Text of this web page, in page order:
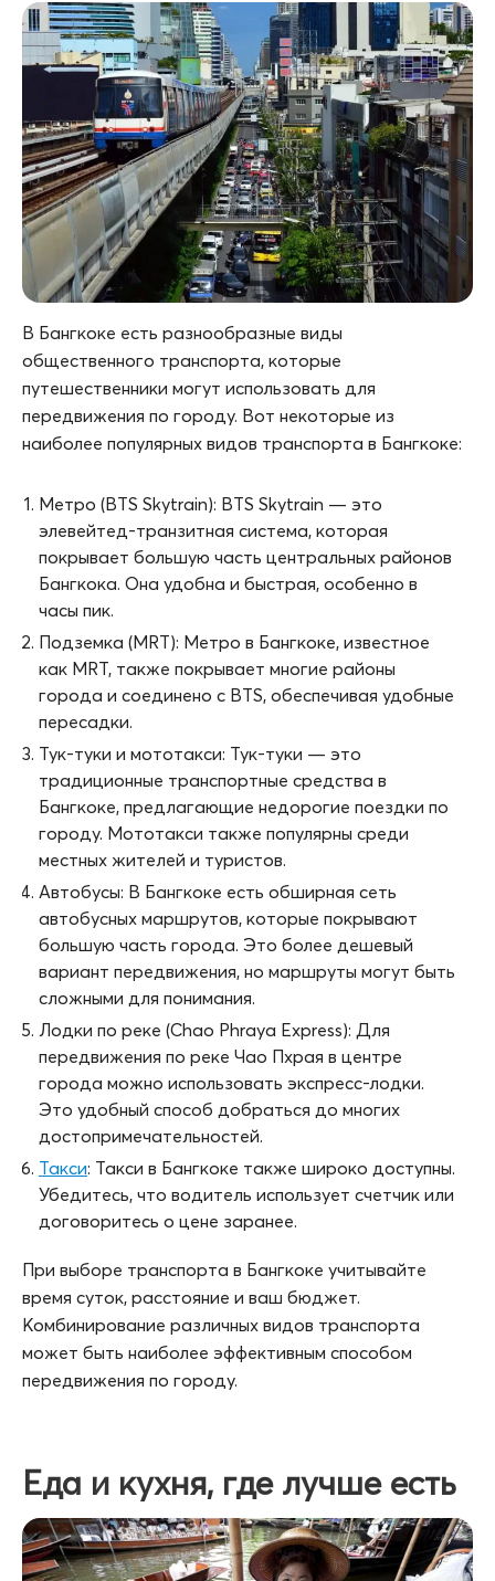
В Бангкоке есть разнообразные виды
общественного транспорта, которые
путешественники могут использовать для
передвижения по городу. Вот некоторые из
наиболее популярных видов транспорта в Бангкоке:
Метро (BTS Skytrain): BTS Skytrain — это
элевейтед-транзитная система, которая
покрывает большую часть центральных районов
Бангкока. Она удобна и быстрая, особенно в
часы пик.
Подземка (MRT): Метро в Бангкоке, известное
как MRT, также покрывает многие районы
города и соединено с BTS, обеспечивая удобные
пересадки.
Тук-туки и мототакси: Тук-туки — это
традиционные транспортные средства в
Бангкоке, предлагающие недорогие поездки по
городу. Мототакси также популярны среди
местных жителей и туристов.
Автобусы: В Бангкоке есть обширная сеть
автобусных маршрутов, которые покрывают
большую часть города. Это более дешевый
вариант передвижения, но маршруты могут быть
сложными для понимания.
Лодки по реке (Chao Phraya Express): Для
передвижения по реке Чао Пхрая в центре
города можно использовать экспресс-лодки.
Это удобный способ добраться до многих
достопримечательностей.
Такси: Такси в Бангкоке также широко доступны.
Убедитесь, что водитель использует счетчик или
договоритесь о цене заранее.
При выборе транспорта в Бангкоке учитывайте
время суток, расстояние и ваш бюджет.
Комбинирование различных видов транспорта
может быть наиболее эффективным способом
передвижения по городу.
Еда и кухня, где лучше есть